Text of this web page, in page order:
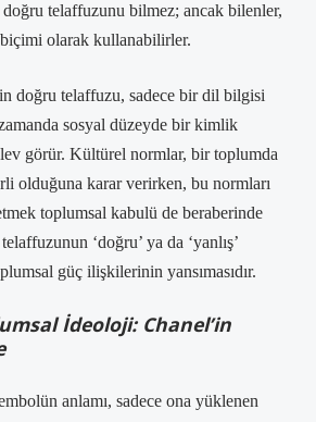
doğru telaffuzunu bilmez; ancak bilenler,
olarak kullanabilirler.
doğru telaffuzu, sadece bir dil bilgisi
sosyal düzeyde bir kimlik
görür. Kültürel normlar, bir toplumda
olduğuna karar verirken, bu normları
toplumsal kabulü de beraberinde
‘doğru’ ya da ‘yanlış’
güç ilişkilerinin yansımasıdır.
İdeoloji: Chanel’in
anlamı, sadece ona yüklenen